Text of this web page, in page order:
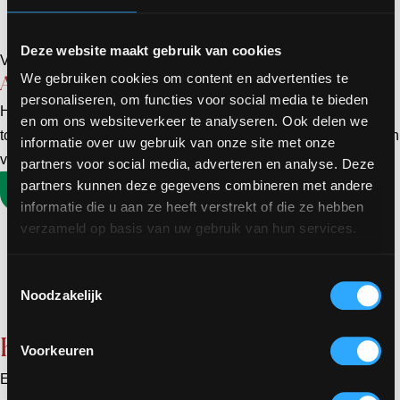
Deze website maakt gebruik van cookies
We gebruiken cookies om content en advertenties te
personaliseren, om functies voor social media te bieden
en om ons websiteverkeer te analyseren. Ook delen we
informatie over uw gebruik van onze site met onze
partners voor social media, adverteren en analyse. Deze
partners kunnen deze gegevens combineren met andere
informatie die u aan ze heeft verstrekt of die ze hebben
verzameld op basis van uw gebruik van hun services.
Noodzakelijk
Voorkeuren
Vervolgtraining
Apprentice Retreats
Heb je eenmaal Parelbewustzijn, dan kun je als
tovenaarsleerling de diepte van de taoïstische Eerste Inwijding in
via vier intense Apprentice trainingen.
Meer informatie
Kennismaken
Een reis van duizend mijlen begint met één stap. Wil je graag